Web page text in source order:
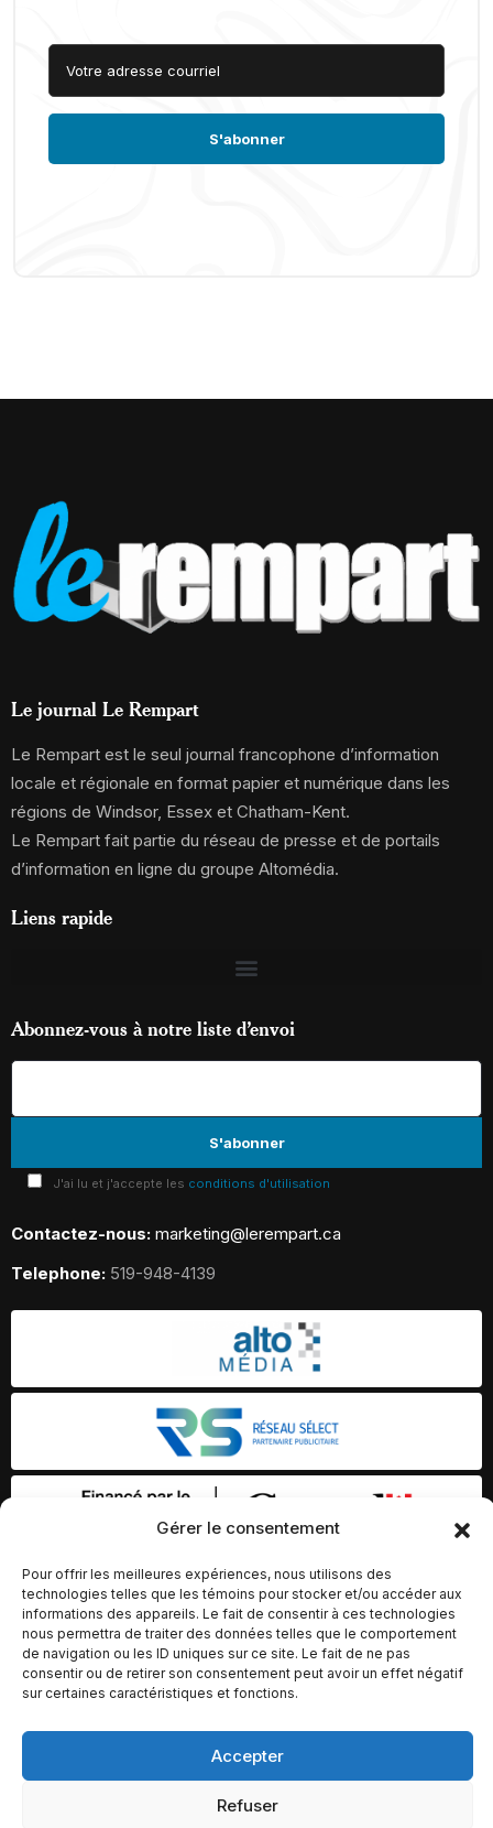
Gérer le consentement
Pour offrir les meilleures expériences, nous utilisons des
technologies telles que les témoins pour stocker et/ou accéder aux
informations des appareils. Le fait de consentir à ces technologies
nous permettra de traiter des données telles que le comportement
de navigation ou les ID uniques sur ce site. Le fait de ne pas
consentir ou de retirer son consentement peut avoir un effet négatif
sur certaines caractéristiques et fonctions.
Accepter
Refuser
Le journal Le Rempart
Le Rempart est le seul journal francophone d’information
locale et régionale en format papier et numérique dans les
régions de Windsor, Essex et Chatham-Kent.
Le Rempart fait partie du réseau de presse et de portails
d’information en ligne du groupe Altomédia.
Liens rapide
Abonnez-vous à notre liste d’envoi
J'ai lu et j'accepte les conditions d'utilisation
Contactez-nous: marketing@lerempart.ca
Telephone: 519-948-4139
© Copyright 2026 – Altomédia Inc |
Ce site internet a été conçu et développé par Chameleon Ideas